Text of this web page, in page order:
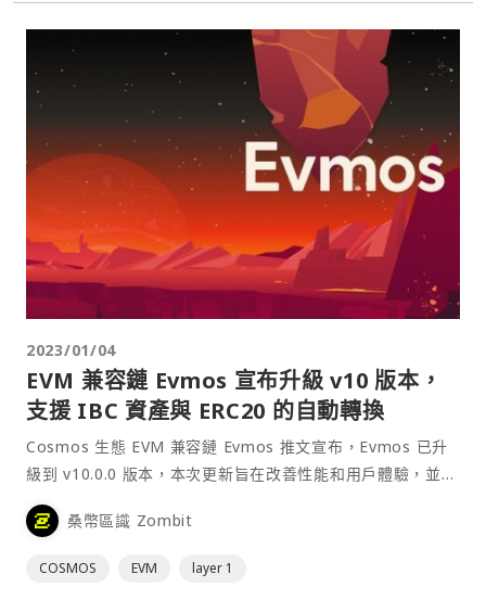
2023/01/04
EVM 兼容鏈 Evmos 宣布升級 v10 版本，
支援 IBC 資產與 ERC20 的自動轉換
Cosmos 生態 EVM 兼容鏈 Evmos 推文宣布，Evmos 已升
級到 v10.0.0 版本，本次更新旨在改善性能和用戶體驗，並為
Evmos 鏈增加新的功能，其主要改進包括：⋯
桑幣區識 Zombit
COSMOS EVM layer 1